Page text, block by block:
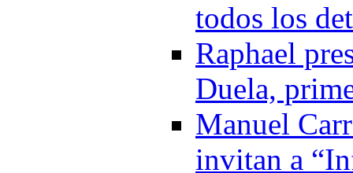
todos los
Raphael
Duela,
Manuel
invitan a